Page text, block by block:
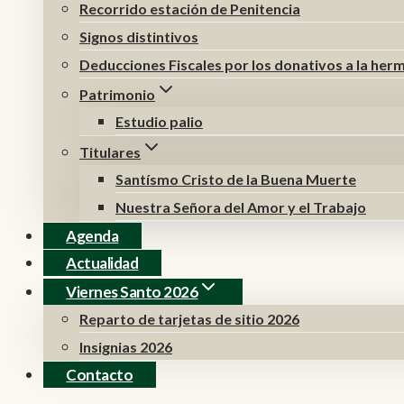
Recorrido estación de Penitencia
Signos distintivos
Deducciones Fiscales por los donativos a la
Patrimonio
Estudio palio
Titulares
Santísmo Cristo de la Buena Muerte
Nuestra Señora del Amor y el Trabajo
Agenda
Actualidad
Viernes Santo 2026
Reparto de tarjetas de sitio 2026
Insignias 2026
Contacto